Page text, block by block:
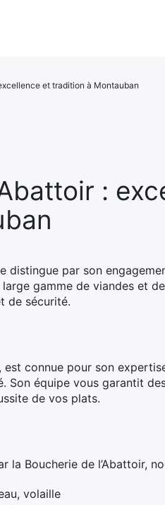
et tradition à Montauban
:
distingue par son
gamme de viandes et
de sécurité.
connue pour son
Son équipe vous garantit
de vos plats.
la Boucherie de l’Abattoir,
volaille